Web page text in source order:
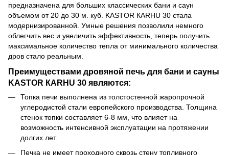
предназначена для больших классических бани и саун
объемом от 20 до 30 м. куб. KASTOR КARHU 30 стала
модернизированной. Умные решения позволили немного
облегчить вес и увеличить эффективность, теперь получить
максимальное количество тепла от минимального количества
дров стало реальным.
Преимуществами дровяной печь для бани и сауны
KASTOR КARHU 30 являются:
Топка печи выполнена из толстостенной жаропрочной
углеродистой стали европейского производства. Толщина
стенок топки составляет 6-8 мм, что влияет на
возможность интенсивной эксплуатации на протяжении
долгих лет.
Печка не имеет проходного сквозь стену топливного